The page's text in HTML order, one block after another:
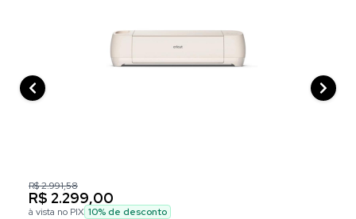
R$ 2.991,58
R$ 2.299,00
à vista no PIX 10% de desconto